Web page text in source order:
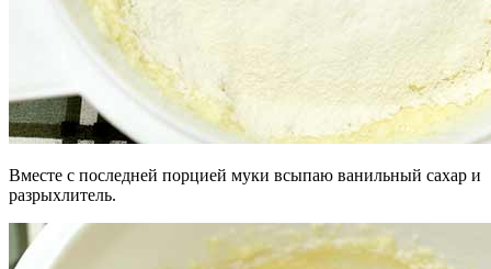
Вместе с последней порцией муки всыпаю ванильный сахар и
разрыхлитель.